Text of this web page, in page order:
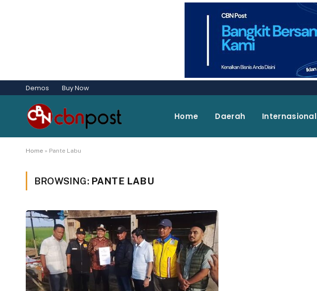
Demos Buy Now
Home Daerah Internasional
Home » Pante Labu
BROWSING: PANTE LABU